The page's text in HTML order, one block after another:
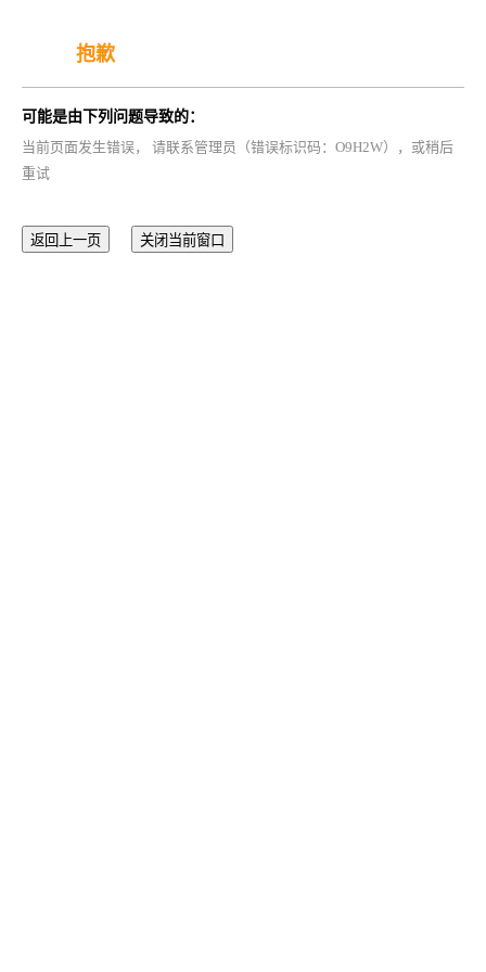
抱歉
可能是由下列问题导致的：
当前页面发生错误， 请联系管理员（错误标识码：O9H2W），或稍后
重试